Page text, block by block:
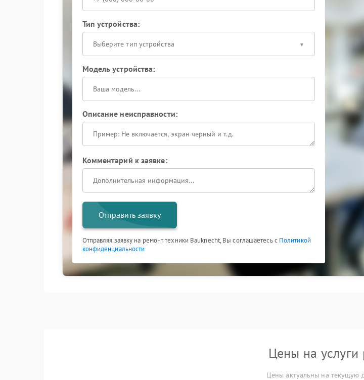
Тип устройства:
Выберите тип устройства
Модель устройства:
Описание неисправности:
Комментарий к заявке:
Отправить заявку
Отправляя заявку на ремонт техники Bauknecht, Вы соглашаетесь с Политикой
конфиденциальности
Цены на услуги
Цены актуальны на текущую